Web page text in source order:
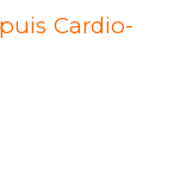
Cardio-